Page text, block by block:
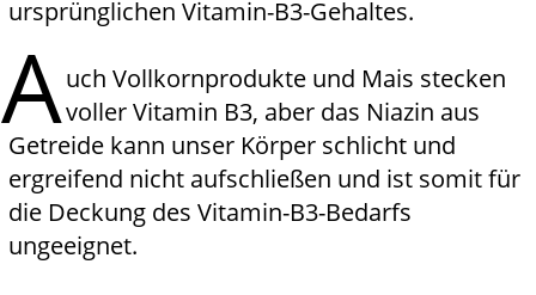
ursprünglichen Vitamin-B3-Gehaltes.
Auch Vollkornprodukte und Mais stecken
voller Vitamin B3, aber das Niazin aus
Getreide kann unser Körper schlicht und
ergreifend nicht aufschließen und ist somit für
die Deckung des Vitamin-B3-Bedarfs
ungeeignet.